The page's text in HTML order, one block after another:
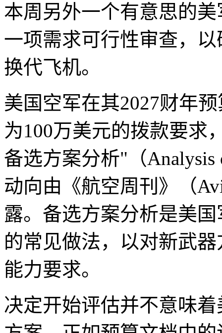
本周另外一个有意思的
一项需求可行性审查，
换代飞机。
美国空军在其2027财年
为100万美元的拨款要求
备选方案分析"（
动向由《航空周刊》（
露。备选方案分析是美
的常见做法，以对新武
能力要求。
决定开始评估并不意味